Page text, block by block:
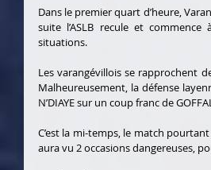
Dans le premier quart d’heure,
suite l’ASLB recule et
situations.
Les varangévillois se rapprochent
Malheureusement, la défense
N’DIAYE sur un coup franc de
C’est la mi-temps, le match
aura vu 2 occasions dangereuses,